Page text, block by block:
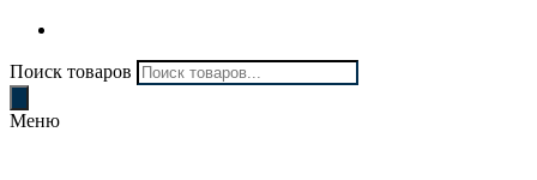
Поиск товаров
Меню